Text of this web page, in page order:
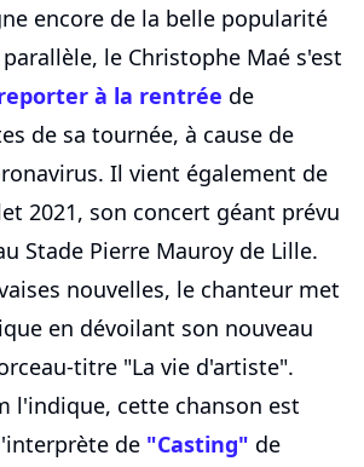
encore de la belle popularité
le Christophe Maé s'est
à la rentrée de
de sa tournée, à cause de
Il vient également de
2021, son concert géant prévu
Stade Pierre Mauroy de Lille.
nouvelles, le chanteur met
en dévoilant son nouveau
titre "La vie d'artiste".
l'indique, cette chanson est
de "Casting" de